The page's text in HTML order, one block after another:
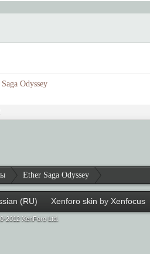
Odyssey
Ether Saga Odyssey
(RU) Xenforo skin byXenfocus
2012 XenForo Ltd.